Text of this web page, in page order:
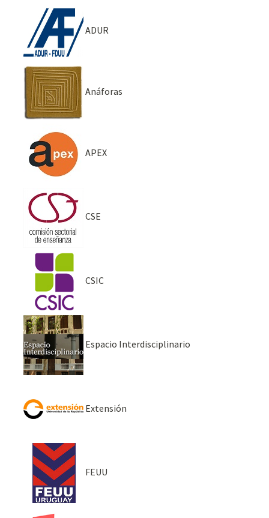
ADUR
Anáforas
APEX
CSE
CSIC
Espacio Interdisciplinario
Extensión
FEUU